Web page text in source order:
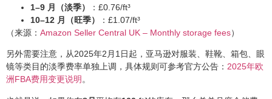
1–9 月（淡季）
：£0.76/ft³
10–12 月（旺季）
：£1.07/ft³
（来源： Amazon Seller Central UK – Monthly storage fees）
另外需要注意，从2025年2月1日起，亚马逊对服装、鞋靴、箱包、眼
镜等类目的淡季费率单独上调，具体规则可参考官方公告： 2025年欧
洲FBA费用变更说明。